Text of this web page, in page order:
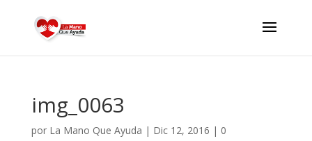
img_0063
por La Mano Que Ayuda | Dic 12, 2016 | 0